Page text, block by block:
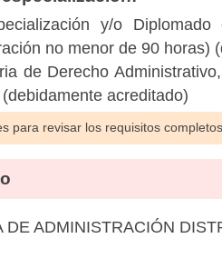
y/o
no menor de 90 horas)
de Derecho
acreditado)
para revisar los requisitos completos
DE ADMINISTRACIÓN